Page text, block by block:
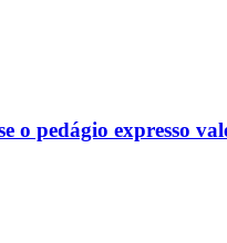
o pedágio expresso